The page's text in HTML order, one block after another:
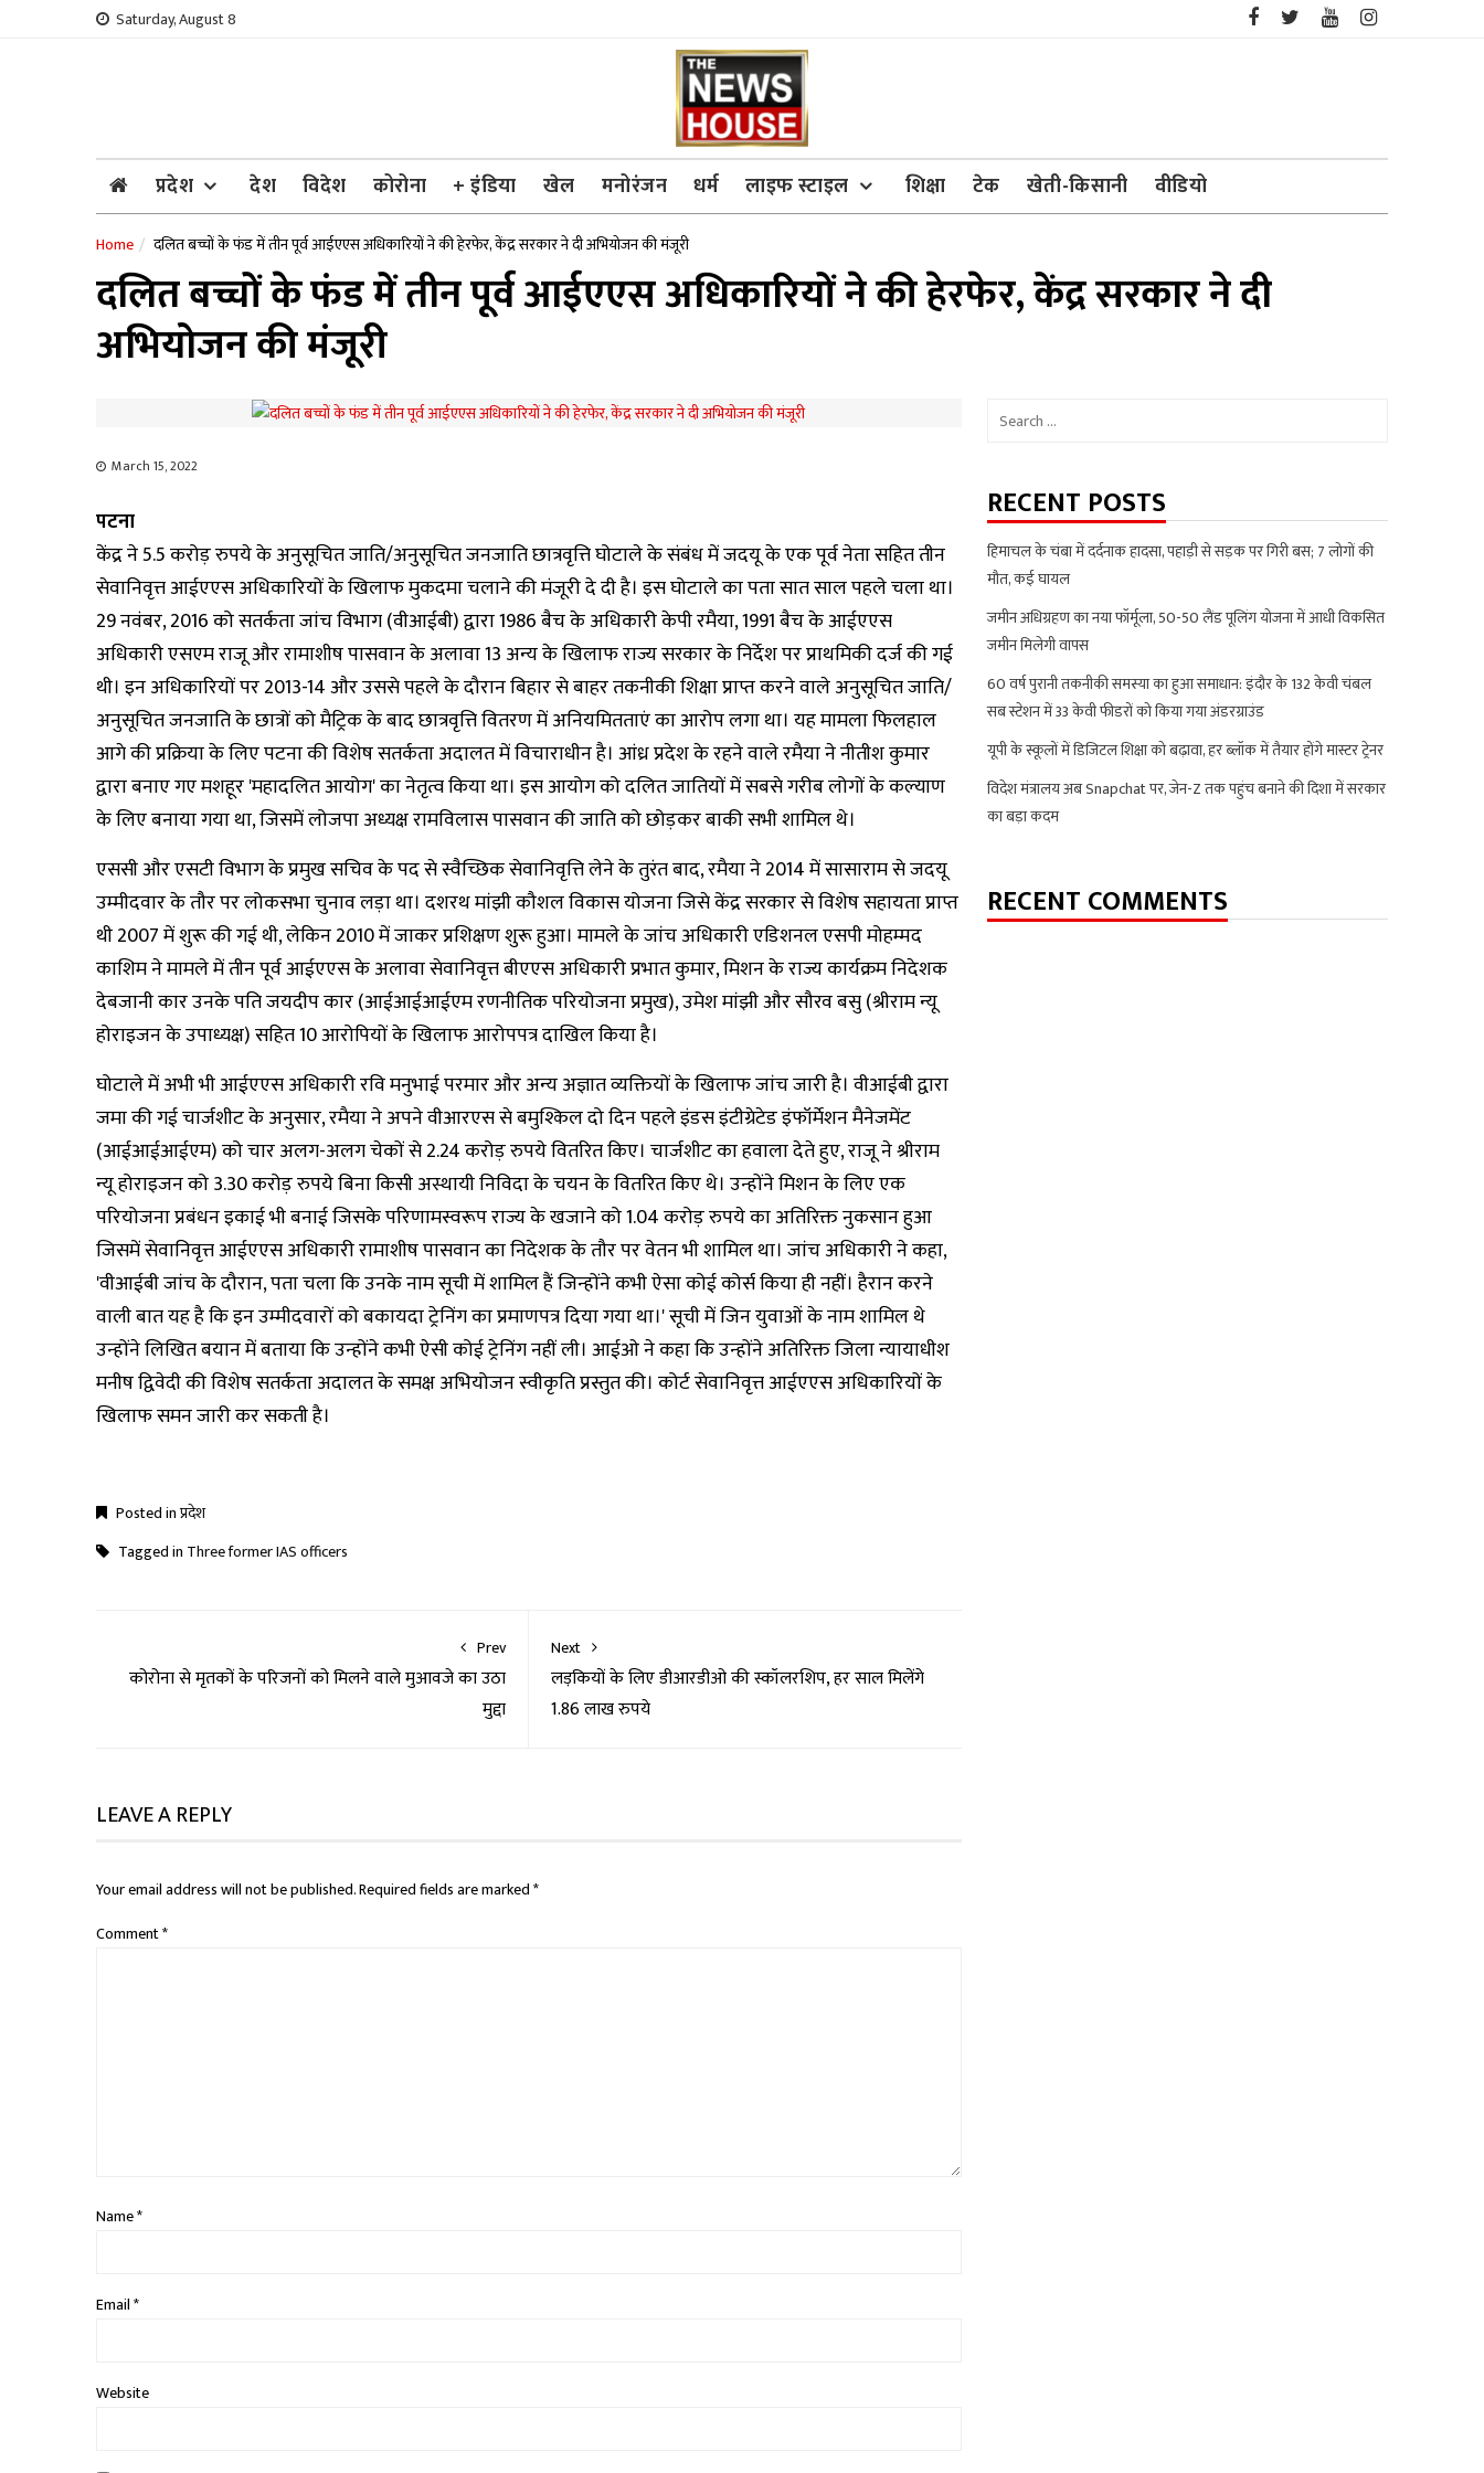
Saturday, August 8
प्रदेश देश विदेश कोरोना + इंडिया खेल मनोरंजन धर्म लाइफ स्टाइल शिक्षा टेक खेती-किसानी वीडियो
Home दलित बच्चों के फंड में तीन पूर्व आईएएस अधिकारियों ने की हेरफेर, केंद्र सरकार ने दी अभियोजन की मंजूरी
दलित बच्चों के फंड में तीन पूर्व आईएएस अधिकारियों ने की हेरफेर, केंद्र सरकार ने दी
अभियोजन की मंजूरी
March 15, 2022
पटना
केंद्र ने 5.5 करोड़ रुपये के अनुसूचित जाति/अनुसूचित जनजाति छात्रवृत्ति घोटाले के संबंध में जदयू के एक पूर्व नेता सहित तीन
सेवानिवृत्त आईएएस अधिकारियों के खिलाफ मुकदमा चलाने की मंजूरी दे दी है। इस घोटाले का पता सात साल पहले चला था।
29 नवंबर, 2016 को सतर्कता जांच विभाग (वीआईबी) द्वारा 1986 बैच के अधिकारी केपी रमैया, 1991 बैच के आईएएस
अधिकारी एसएम राजू और रामाशीष पासवान के अलावा 13 अन्य के खिलाफ राज्य सरकार के निर्देश पर प्राथमिकी दर्ज की गई
थी। इन अधिकारियों पर 2013-14 और उससे पहले के दौरान बिहार से बाहर तकनीकी शिक्षा प्राप्त करने वाले अनुसूचित जाति/
अनुसूचित जनजाति के छात्रों को मैट्रिक के बाद छात्रवृत्ति वितरण में अनियमितताएं का आरोप लगा था। यह मामला फिलहाल
आगे की प्रक्रिया के लिए पटना की विशेष सतर्कता अदालत में विचाराधीन है। आंध्र प्रदेश के रहने वाले रमैया ने नीतीश कुमार
द्वारा बनाए गए मशहूर 'महादलित आयोग' का नेतृत्व किया था। इस आयोग को दलित जातियों में सबसे गरीब लोगों के कल्याण
के लिए बनाया गया था, जिसमें लोजपा अध्यक्ष रामविलास पासवान की जाति को छोड़कर बाकी सभी शामिल थे।
एससी और एसटी विभाग के प्रमुख सचिव के पद से स्वैच्छिक सेवानिवृत्ति लेने के तुरंत बाद, रमैया ने 2014 में सासाराम से जदयू
उम्मीदवार के तौर पर लोकसभा चुनाव लड़ा था। दशरथ मांझी कौशल विकास योजना जिसे केंद्र सरकार से विशेष सहायता प्राप्त
थी 2007 में शुरू की गई थी, लेकिन 2010 में जाकर प्रशिक्षण शुरू हुआ। मामले के जांच अधिकारी एडिशनल एसपी मोहम्मद
काशिम ने मामले में तीन पूर्व आईएएस के अलावा सेवानिवृत्त बीएएस अधिकारी प्रभात कुमार, मिशन के राज्य कार्यक्रम निदेशक
देबजानी कार उनके पति जयदीप कार (आईआईआईएम रणनीतिक परियोजना प्रमुख), उमेश मांझी और सौरव बसु (श्रीराम न्यू
होराइजन के उपाध्यक्ष) सहित 10 आरोपियों के खिलाफ आरोपपत्र दाखिल किया है।
घोटाले में अभी भी आईएएस अधिकारी रवि मनुभाई परमार और अन्य अज्ञात व्यक्तियों के खिलाफ जांच जारी है। वीआईबी द्वारा
जमा की गई चार्जशीट के अनुसार, रमैया ने अपने वीआरएस से बमुश्किल दो दिन पहले इंडस इंटीग्रेटेड इंफॉर्मेशन मैनेजमेंट
(आईआईआईएम) को चार अलग-अलग चेकों से 2.24 करोड़ रुपये वितरित किए। चार्जशीट का हवाला देते हुए, राजू ने श्रीराम
न्यू होराइजन को 3.30 करोड़ रुपये बिना किसी अस्थायी निविदा के चयन के वितरित किए थे। उन्होंने मिशन के लिए एक
परियोजना प्रबंधन इकाई भी बनाई जिसके परिणामस्वरूप राज्य के खजाने को 1.04 करोड़ रुपये का अतिरिक्त नुकसान हुआ
जिसमें सेवानिवृत्त आईएएस अधिकारी रामाशीष पासवान का निदेशक के तौर पर वेतन भी शामिल था। जांच अधिकारी ने कहा,
'वीआईबी जांच के दौरान, पता चला कि उनके नाम सूची में शामिल हैं जिन्होंने कभी ऐसा कोई कोर्स किया ही नहीं। हैरान करने
वाली बात यह है कि इन उम्मीदवारों को बकायदा ट्रेनिंग का प्रमाणपत्र दिया गया था।' सूची में जिन युवाओं के नाम शामिल थे
उन्होंने लिखित बयान में बताया कि उन्होंने कभी ऐसी कोई ट्रेनिंग नहीं ली। आईओ ने कहा कि उन्होंने अतिरिक्त जिला न्यायाधीश
मनीष द्विवेदी की विशेष सतर्कता अदालत के समक्ष अभियोजन स्वीकृति प्रस्तुत की। कोर्ट सेवानिवृत्त आईएएस अधिकारियों के
खिलाफ समन जारी कर सकती है।
Posted inप्रदेश
Tagged in Three former IAS officers
Prev
कोरोना से मृतकों के परिजनों को मिलने वाले मुआवजे का उठा
मुद्दा
Next
लड़कियों के लिए डीआरडीओ की स्कॉलरशिप, हर साल मिलेंगे
1.86 लाख रुपये
LEAVE A REPLY
Your email address will not be published.Required fields are marked*
Comment*
Name*
Email*
Website
Search
RECENT POSTS
हिमाचल के चंबा में दर्दनाक हादसा, पहाड़ी से सड़क पर गिरी बस; 7 लोगों की
मौत, कई घायल
जमीन अधिग्रहण का नया फॉर्मूला, 50-50 लैंड पूलिंग योजना में आधी विकसित
जमीन मिलेगी वापस
60 वर्ष पुरानी तकनीकी समस्या का हुआ समाधान: इंदौर के 132 केवी चंबल
सब स्टेशन में 33 केवी फीडरों को किया गया अंडरग्राउंड
यूपी के स्कूलों में डिजिटल शिक्षा को बढ़ावा, हर ब्लॉक में तैयार होंगे मास्टर ट्रेनर
विदेश मंत्रालय अब Snapchat पर, जेन-Z तक पहुंच बनाने की दिशा में सरकार
का बड़ा कदम
RECENT COMMENTS